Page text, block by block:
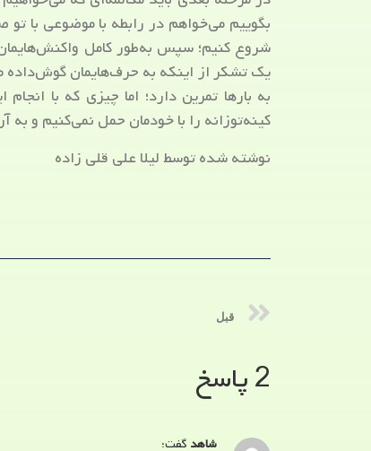
بگوییم می‌خواهم در رابطه با موضوعی با
شروع کنیم؛ سپس به‌طور کامل
یک تشکر از اینکه به حرف‌هایمان گوش‌داده
به بارها تمرین دارد؛ اما چیزی که با
کینه‌توزانه را با خودمان حمل نمی‌کنیم و
نوشته شده توسط لیلا علی قلی زاده
قبل
2 پاسخ
شاهد گفت: